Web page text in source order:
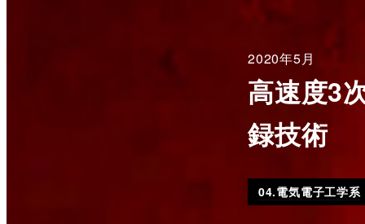
2020年5月
高速度3
録技術
04.電気電子工学系